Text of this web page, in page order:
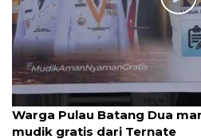
Warga Pulau Batang Dua
mudik gratis dari Ternate